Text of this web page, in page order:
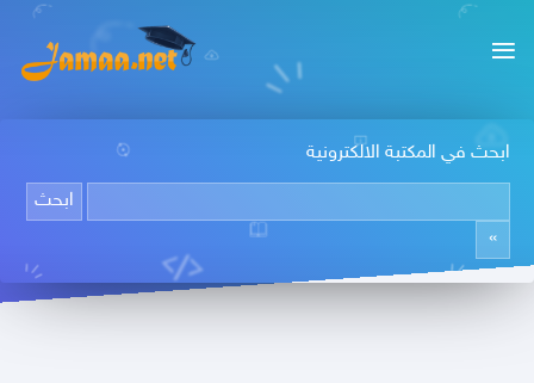
ابحث في المكتبة الالكترونية